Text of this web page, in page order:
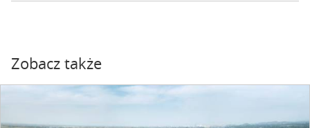
Zobacz także